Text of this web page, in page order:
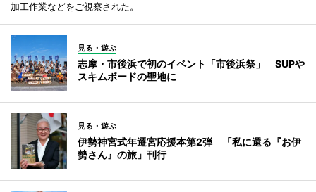
加工作業などをご視察された。
見る・遊ぶ
志摩・市後浜で初のイベント「市後浜祭」 SUPや
スキムボードの聖地に
見る・遊ぶ
伊勢神宮式年遷宮応援本第2弾 「私に還る『お伊
勢さん』の旅」刊行